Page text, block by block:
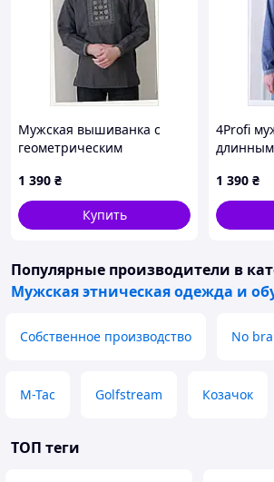
Мужская вышиванка с
геометрическим
86138ABX99
1 390 ₴
Купить
4Profi
1 390 ₴
Популярные производители в
Мужская этническая одежда и
Собственное производство No
M-Tac Golfstream Козачок
ТОП теги